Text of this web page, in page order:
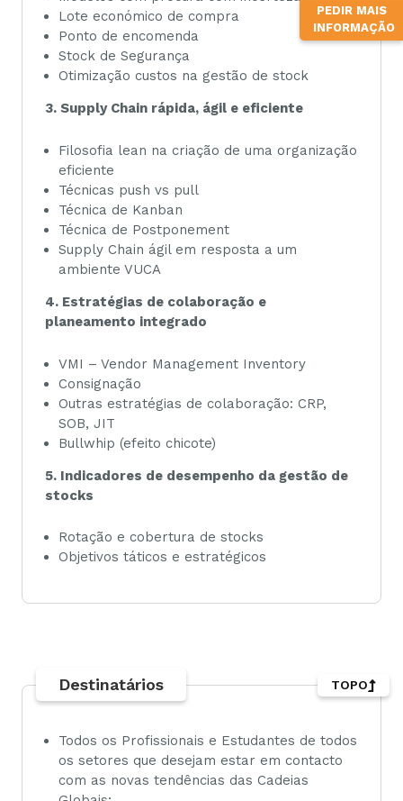
PEDIR MAIS
INFORMAÇÃO
Lote económico de compra
Ponto de encomenda
Stock de Segurança
Otimização custos na gestão de stock
3. Supply Chain rápida, ágil e eficiente
Filosofia lean na criação de uma organização
eficiente
Técnicas push vs pull
Técnica de Kanban
Técnica de Postponement
Supply Chain ágil em resposta a um
ambiente VUCA
4. Estratégias de colaboração e
planeamento integrado
VMI – Vendor Management Inventory
Consignação
Outras estratégias de colaboração: CRP,
SOB, JIT
Bullwhip (efeito chicote)
5. Indicadores de desempenho da gestão de
stocks
Rotação e cobertura de stocks
Objetivos táticos e estratégicos
Destinatários
Todos os Profissionais e Estudantes de todos
os setores que desejam estar em contacto
com as novas tendências das Cadeias
TOPO